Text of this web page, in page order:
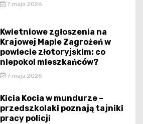
7 maja 2026
Kwietniowe zgłoszenia na
Krajowej Mapie Zagrożeń w
powiecie złotoryjskim: co
niepokoi mieszkańców?
7 maja 2026
Kicia Kocia w mundurze –
przedszkolaki poznają tajniki
pracy policji